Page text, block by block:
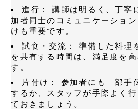
進行：
講師は明るく、丁寧
加者同士のコミュニケーショ
けも重要です。
試食・交流：
準備した料理
を共有する時間は、満足度を
す。
片付け：
参加者にも一部手
するか、スタッフが手際よく
ておきましょう。